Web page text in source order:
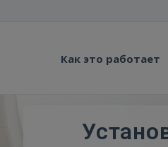
Как это работает